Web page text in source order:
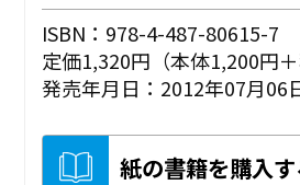
ISBN：978-4-487-80615-7
定価1,320円（本体1,200円＋
発売年月日：2012年07月06
紙の書籍を購入す